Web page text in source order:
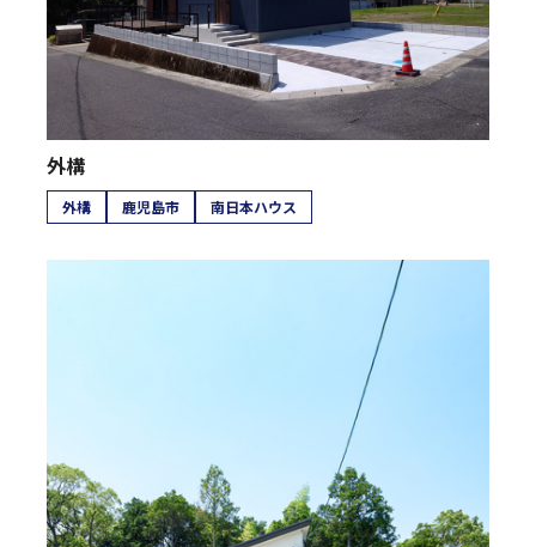
外構
外構 鹿児島市 南日本ハウス